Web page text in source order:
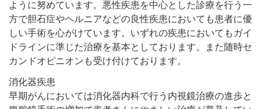
ように努めています。悪性疾患を中心とした診療を行う一
方で胆石症やヘルニアなどの良性疾患においても患者に優
しい手術を心がけています。いずれの疾患においてもガイ
ドラインに準じた治療を基本としております。また随時セ
カンドオピニオンも受け付けております。
消化器疾患
早期がんにおいては消化器内科で行う内視鏡治療の進歩と